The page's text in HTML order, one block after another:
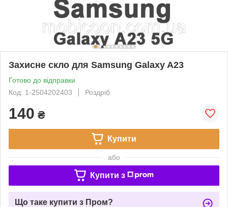
Захисне скло для Samsung Galaxy A23
Готово до відправки
Код: 1-2504202403
Роздріб
140 ₴
Купити
або
Купити з
Що таке купити з Пром?